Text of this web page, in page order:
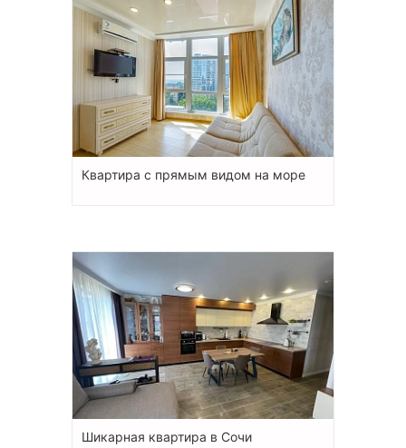
Квартира с прямым видом на море
Шикарная квартира в Сочи